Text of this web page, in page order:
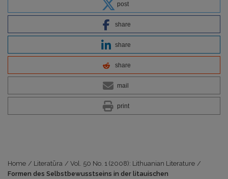
post
share
share
share
mail
print
Home / Literatūra / Vol. 50 No. 1 (2008): Lithuanian Literature /
Formen des Selbstbewusstseins in der litauischen